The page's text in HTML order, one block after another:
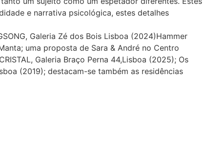
e narrativa psicológica, estes detalhes
Galeria Zé dos Bois Lisboa (2024)Hammer
uma proposta de Sara & André no Centro
Galeria Braço Perna 44,Lisboa (2025); Os
(2019); destacam-se também as residências